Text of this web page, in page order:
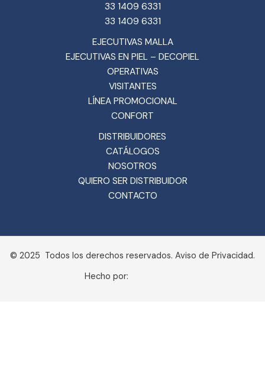
33 1409 6331
33 1409 6331
EJECUTIVAS MALLA
EJECUTIVAS EN PIEL – DECOPIEL
OPERATIVAS
VISITANTES
LÍNEA PROMOCIONAL
CONFORT
DISTRIBUIDORES
CATÁLOGOS
NOSOTROS
QUIERO SER DISTRIBUIDOR
CONTACTO
© 2025 Todos los derechos reservados. Aviso de Privacidad.
Hecho por: